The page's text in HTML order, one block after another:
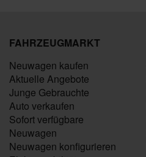
FAHRZEUGMARKT
Neuwagen kaufen
Aktuelle Angebote
Junge Gebrauchte
Auto verkaufen
Sofort verfügbare
Neuwagen
Neuwagen konfigurieren